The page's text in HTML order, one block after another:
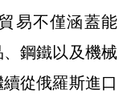
易不僅涵蓋能
鋼鐵以及機械
從俄羅斯進口